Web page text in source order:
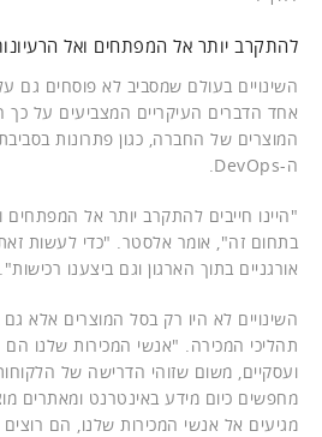
להתקרב יותר אל המפתחים ואל
אחד הדברים העיקריים המצביעים על כך
ה-DevOps.
"היינו חייבים להתקרב יותר אל המפתחים
בתחום זה", אומר אלסטר. "כדי לעשות זאת
אורגניים בתוך הארגון וגם ביצענו רכישות".
תהליכי המכירה. "אנשי המכירות שלנו הם
ועסקיים, משום שזוהי הדרישה של
מחפשים כיום מידע באינטרנט ומאתרים
מגיעים אל אנשי המכירות שלנו, הם רוצים